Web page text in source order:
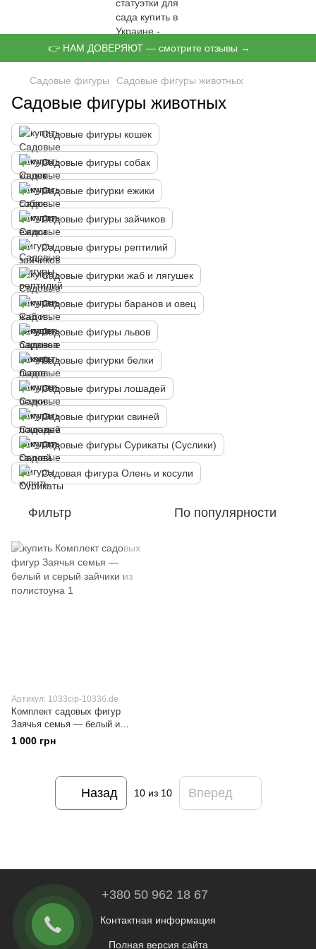
👉 НАМ ДОВЕРЯЮТ — смотрите отзывы →
Садовые фигуры Садовые фигуры животных
Садовые фигуры животных
Садовые фигуры кошек
Садовые фигуры собак
Садовые фигурки ежики
Садовые фигуры зайчиков
Садовые фигуры рептилий
Садовые фигурки жаб и лягушек
Садовые фигуры баранов и овец
Садовые фигуры львов
Садовые фигурки белки
Садовые фигуры лошадей
Садовые фигурки свиней
Садовые фигуры Сурикаты (Суслики)
Садовая фигура Олень и косули
Фильтр По популярности
Артикул: 1033сір-1033б.de
Комплект садовых фигур
Заячья семья — белый и
серый зайчики, 19×13×16 см
1 000 грн
Назад 10из 10 Вперед
+380 50 962 18 67
Контактная информация
Полная версия сайта